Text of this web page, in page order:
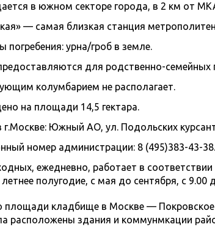
в южном секторе города, в 2 км от
— самая близкая станция
погребения: урна/гроб в земле.
для родственно-семейных
колумбарием не располагает.
на площади 14,5 гектара.
г.Москве: Южный АО, ул. Подольских
номер администрации: 8 (495)383-43-
ежедневно, работает в
летнее полугодие, с мая до сентября, с
площади кладбище в Москве — Покровское
расположены здания и коммунмкации